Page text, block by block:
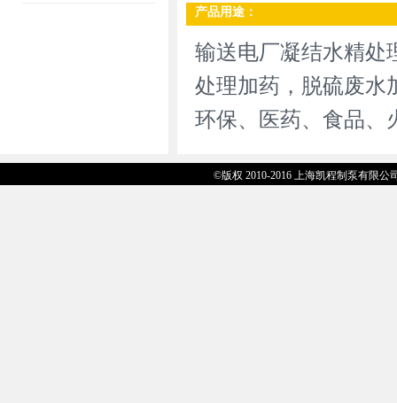
产品用途：
输送电厂凝结水精处
处理加药，脱硫废水
环保、医药、食品、
©版权 2010-2016 上海凯程制泵有限公